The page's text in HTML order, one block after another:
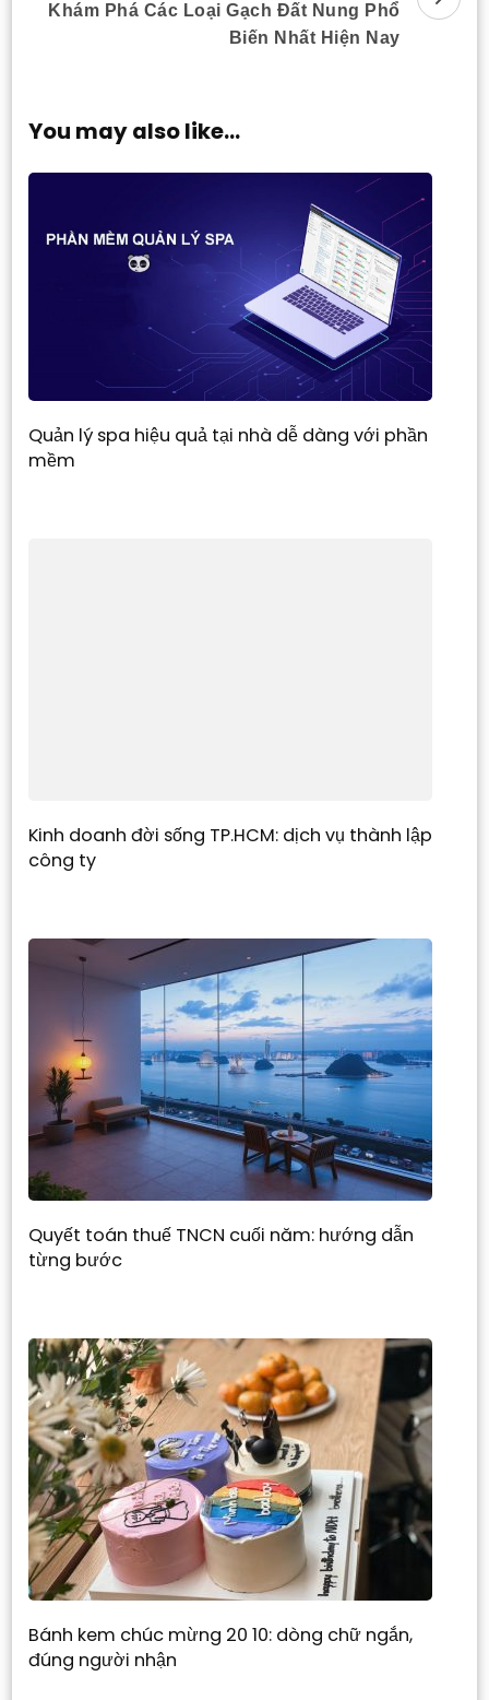
Khám Phá Các Loại Gạch Đất Nung Phổ
Biến Nhất Hiện Nay
You may also like...
Quản lý spa hiệu quả tại nhà dễ dàng với phần
mềm
Kinh doanh đời sống TP.HCM: dịch vụ thành lập
công ty
Quyết toán thuế TNCN cuối năm: hướng dẫn
từng bước
Bánh kem chúc mừng 20 10: dòng chữ ngắn,
đúng người nhận